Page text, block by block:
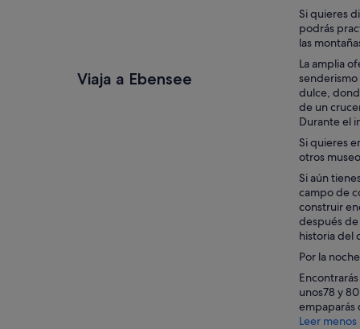
Un pueblo
Viaja a Ebensee
Si quieres
podrás
las
La amplia
senderismo
dulce,
de un
Durante el
Si quieres
otros
Si aún
campo de
construir
después
historia del
Por la
unos78 y
empaparás
Leer menos